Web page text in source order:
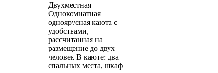
Двухместная
Однокомнатная
одноярусная каюта c
удобствами,
рассчитанная на
размещение до двух
человек В каюте: два
спальных места, шкаф